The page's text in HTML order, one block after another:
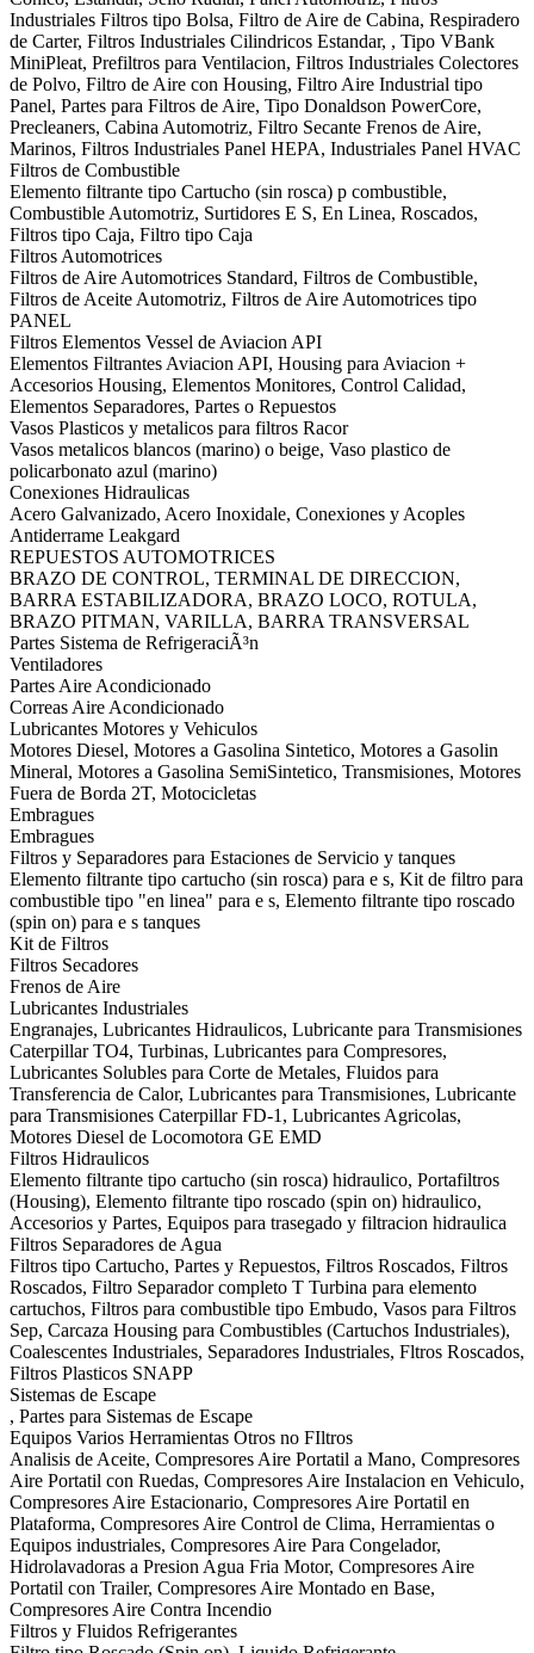
Industriales Filtros tipo Bolsa, Filtro de Aire de Cabina, Respiradero
de Carter, Filtros Industriales Cilindricos Estandar, , Tipo VBank
MiniPleat, Prefiltros para Ventilacion, Filtros Industriales Colectores
de Polvo, Filtro de Aire con Housing, Filtro Aire Industrial tipo
Panel, Partes para Filtros de Aire, Tipo Donaldson PowerCore,
Precleaners, Cabina Automotriz, Filtro Secante Frenos de Aire,
Marinos, Filtros Industriales Panel HEPA, Industriales Panel HVAC
Filtros de Combustible
Elemento filtrante tipo Cartucho (sin rosca) p combustible,
Combustible Automotriz, Surtidores E S, En Linea, Roscados,
Filtros tipo Caja, Filtro tipo Caja
Filtros Automotrices
Filtros de Aire Automotrices Standard, Filtros de Combustible,
Filtros de Aceite Automotriz, Filtros de Aire Automotrices tipo
PANEL
Filtros Elementos Vessel de Aviacion API
Elementos Filtrantes Aviacion API, Housing para Aviacion +
Accesorios Housing, Elementos Monitores, Control Calidad,
Elementos Separadores, Partes o Repuestos
Vasos Plasticos y metalicos para filtros Racor
Vasos metalicos blancos (marino) o beige, Vaso plastico de
policarbonato azul (marino)
Conexiones Hidraulicas
Acero Galvanizado, Acero Inoxidale, Conexiones y Acoples
Antiderrame Leakgard
REPUESTOS AUTOMOTRICES
BRAZO DE CONTROL, TERMINAL DE DIRECCION,
BARRA ESTABILIZADORA, BRAZO LOCO, ROTULA,
BRAZO PITMAN, VARILLA, BARRA TRANSVERSAL
Partes Sistema de RefrigeraciÃ³n
Ventiladores
Partes Aire Acondicionado
Correas Aire Acondicionado
Lubricantes Motores y Vehiculos
Motores Diesel, Motores a Gasolina Sintetico, Motores a Gasolin
Mineral, Motores a Gasolina SemiSintetico, Transmisiones, Motores
Fuera de Borda 2T, Motocicletas
Embragues
Embragues
Filtros y Separadores para Estaciones de Servicio y tanques
Elemento filtrante tipo cartucho (sin rosca) para e s, Kit de filtro para
combustible tipo "en linea" para e s, Elemento filtrante tipo roscado
(spin on) para e s tanques
Kit de Filtros
Filtros Secadores
Frenos de Aire
Lubricantes Industriales
Engranajes, Lubricantes Hidraulicos, Lubricante para Transmisiones
Caterpillar TO4, Turbinas, Lubricantes para Compresores,
Lubricantes Solubles para Corte de Metales, Fluidos para
Transferencia de Calor, Lubricantes para Transmisiones, Lubricante
para Transmisiones Caterpillar FD-1, Lubricantes Agricolas,
Motores Diesel de Locomotora GE EMD
Filtros Hidraulicos
Elemento filtrante tipo cartucho (sin rosca) hidraulico, Portafiltros
(Housing), Elemento filtrante tipo roscado (spin on) hidraulico,
Accesorios y Partes, Equipos para trasegado y filtracion hidraulica
Filtros Separadores de Agua
Filtros tipo Cartucho, Partes y Repuestos, Filtros Roscados, Filtros
Roscados, Filtro Separador completo T Turbina para elemento
cartuchos, Filtros para combustible tipo Embudo, Vasos para Filtros
Sep, Carcaza Housing para Combustibles (Cartuchos Industriales),
Coalescentes Industriales, Separadores Industriales, Fltros Roscados,
Filtros Plasticos SNAPP
Sistemas de Escape
, Partes para Sistemas de Escape
Equipos Varios Herramientas Otros no FIltros
Analisis de Aceite, Compresores Aire Portatil a Mano, Compresores
Aire Portatil con Ruedas, Compresores Aire Instalacion en Vehiculo,
Compresores Aire Estacionario, Compresores Aire Portatil en
Plataforma, Compresores Aire Control de Clima, Herramientas o
Equipos industriales, Compresores Aire Para Congelador,
Hidrolavadoras a Presion Agua Fria Motor, Compresores Aire
Portatil con Trailer, Compresores Aire Montado en Base,
Compresores Aire Contra Incendio
Filtros y Fluidos Refrigerantes